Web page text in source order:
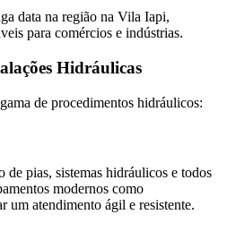
data na região na Vila Iapi,
para comércios e indústrias.
Hidráulicas
de procedimentos hidráulicos:
de pias, sistemas hidráulicos e todos
modernos como
um atendimento ágil e resistente.